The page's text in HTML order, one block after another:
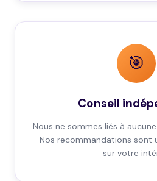
🎯
Conseil
Nous ne sommes liés à
Nos recommandations sont
sur votre